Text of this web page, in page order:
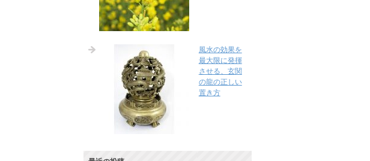
風水の効果を
最大限に発揮
させる、玄関
の龍の正しい
置き方